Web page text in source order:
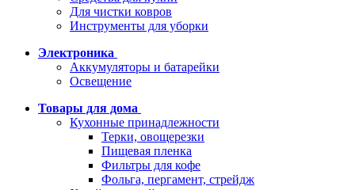
Для чистки ковров
Инструменты для уборки
Электроника
Аккумуляторы и батарейки
Освещение
Товары для дома
Кухонные принадлежности
Терки, овощерезки
Пищевая пленка
Фильтры для кофе
Фольга, пергамент, стрейдж